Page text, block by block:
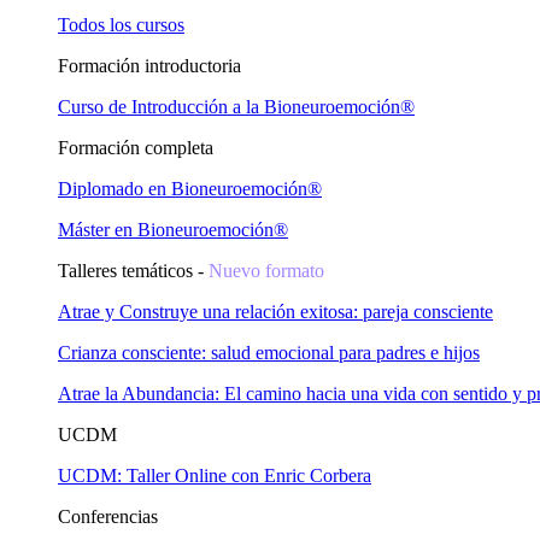
Todos los cursos
Formación introductoria
Curso de Introducción a la Bioneuroemoción®
Formación completa
Diplomado en Bioneuroemoción®
Máster en Bioneuroemoción®
Talleres temáticos - Nuevo formato
Atrae y Construye una relación exitosa: pareja consciente
Crianza consciente: salud emocional para padres e hijos
Atrae la Abundancia: El camino hacia una vida con sentido y
UCDM
UCDM: Taller Online con Enric Corbera
Conferencias